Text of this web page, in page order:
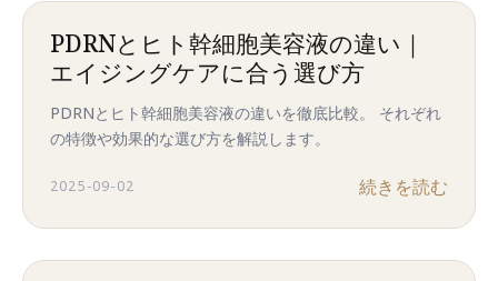
PDRNとヒト幹細胞美容液の違い｜
エイジングケアに合う選び方
PDRNとヒト幹細胞美容液の違いを徹底比較。 それぞれ
の特徴や効果的な選び方を解説します。
2025-09-02 続きを読む